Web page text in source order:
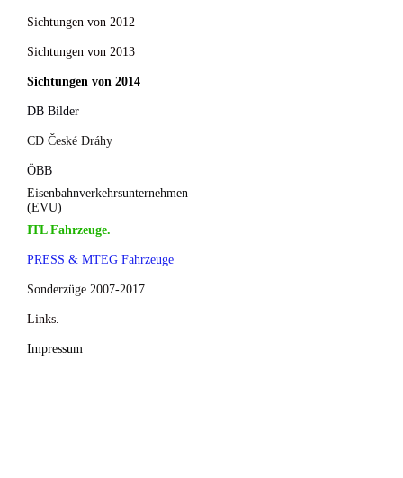
Sichtungen von 2012
Sichtungen von 2013
Sichtungen von 2014
DB Bilder
CD České Dráhy
ÖBB
Eisenbahnverkehrsunternehmen
(EVU)
ITL Fahrzeuge.
PRESS & MTEG Fahrzeuge
Sonderzüge 2007-2017
Links.
Impressum